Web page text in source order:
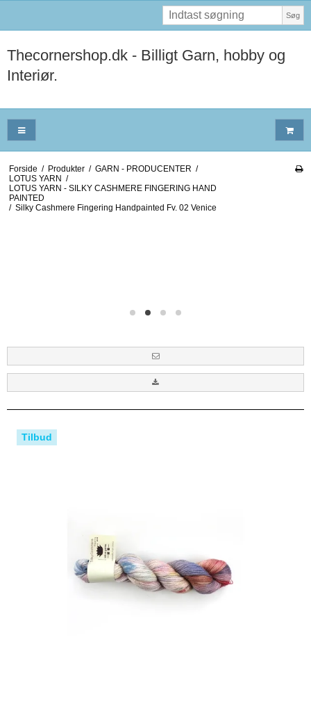
Søg
Thecornershop.dk - Billigt Garn, hobby og
Interiør.
Forside / Produkter / GARN - PRODUCENTER /
LOTUS YARN /
LOTUS YARN - SILKY CASHMERE FINGERING HAND
PAINTED
/ Silky Cashmere Fingering Handpainted Fv. 02 Venice
Tilbud